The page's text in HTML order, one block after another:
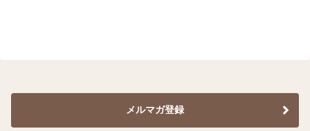
メルマガ登録